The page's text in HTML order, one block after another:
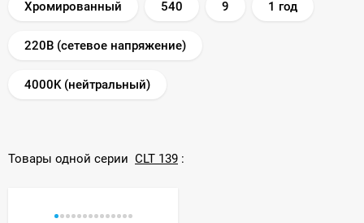
Хромированный 540 9 1 год
220В (сетевое напряжение)
4000K (нейтральный)
Товары одной серии CLT 139 :